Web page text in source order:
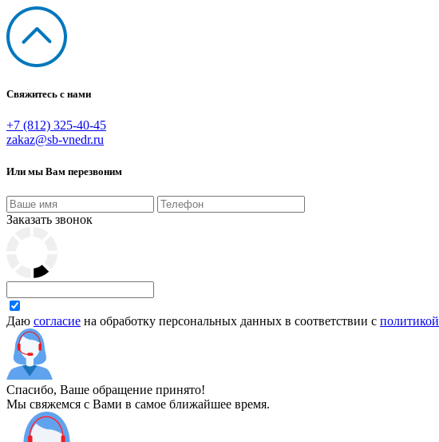
Свяжитесь с нами
+7 (812) 325-40-45
zakaz@sb-vnedr.ru
Или мы Вам перезвоним
Заказать звонок
Даю согласие на обработку персональных данных в соответствии с политикой
Спасибо, Ваше обращение принято!
Мы свяжемся с Вами в самое ближайшее время.